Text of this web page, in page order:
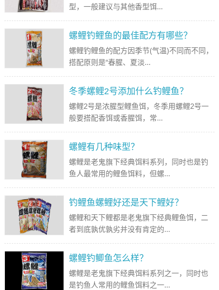
型，一般建议与其他香型饵...
螺鲤钓鲤鱼的最佳配方有哪些？
螺鲤钓鲤鱼的配方因季节(气温)不同而不同，
搭配原则是“春腥、夏淡...
冬季螺鲤2号添加什么钓鲤鱼？
螺鲤2号是浓腥型鲤鱼饵，冬季用螺鲤2号一
般要搭配香饵或香腥饵，常...
螺鲤有几种味型？
螺鲤是老鬼旗下经典饵料系列，同时也是钓
鱼人最常用的鲤鱼饵料，但螺...
钓鲤鱼螺鲤好还是天下鲤好？
螺鲤和天下鲤都是老鬼旗下经典鲤鱼饵，二
者到底孰优孰劣并没有肯定的...
螺鲤钓鲫鱼怎么样？
螺鲤是老鬼旗下经典饵料系列之一，同时也
是钓鱼人常用的鲤鱼饵料之一...